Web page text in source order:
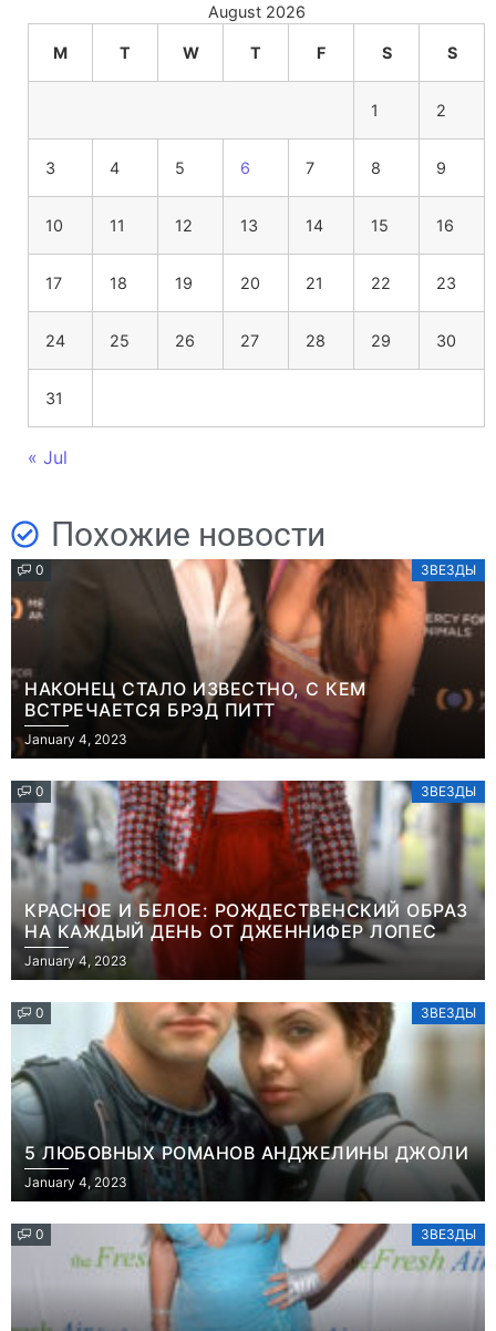
August 2026
M T W T F S S
1 2
3 4 5 6 7 8 9
10 11 12 13 14 15 16
17 18 19 20 21 22 23
24 25 26 27 28 29 30
31
« Jul
Похожие новости
0 ЗВЕЗДЫ
НАКОНЕЦ СТАЛО ИЗВЕСТНО, С КЕМ
ВСТРЕЧАЕТСЯ БРЭД ПИТТ
January 4, 2023
0 ЗВЕЗДЫ
КРАСНОЕ И БЕЛОЕ: РОЖДЕСТВЕНСКИЙ ОБРАЗ
НА КАЖДЫЙ ДЕНЬ ОТ ДЖЕННИФЕР ЛОПЕС
January 4, 2023
0 ЗВЕЗДЫ
5 ЛЮБОВНЫХ РОМАНОВ АНДЖЕЛИНЫ ДЖОЛИ
January 4, 2023
0 ЗВЕЗДЫ